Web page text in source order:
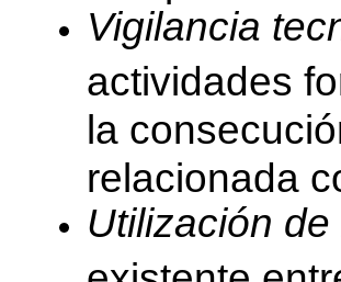
Vigilancia
actividades
la
relacionada
Utilización